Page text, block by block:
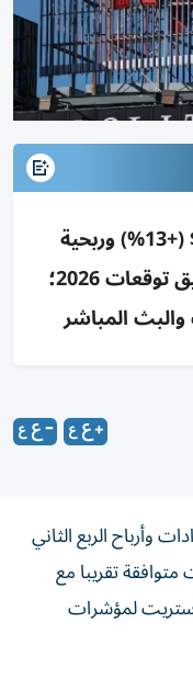
نتفليكس تحقق 12.56 مليار$ (+13%) وربحية
0.80$؛ السهم يهبط 8%؛ تضييق توقعات 2026؛
والبث المباشر
وأرباح الربع الثاني
التي جاءت متوافقة تقريبا مع
لمؤشرات